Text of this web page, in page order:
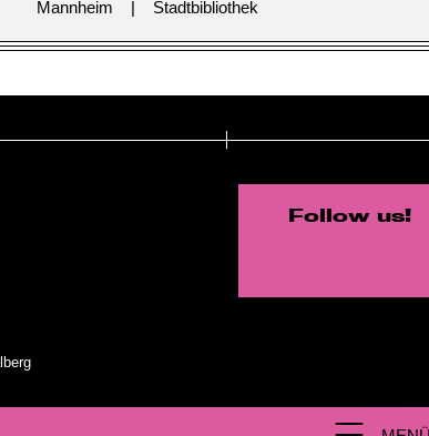
Mannheim Stadtbibliothek
Follow us!